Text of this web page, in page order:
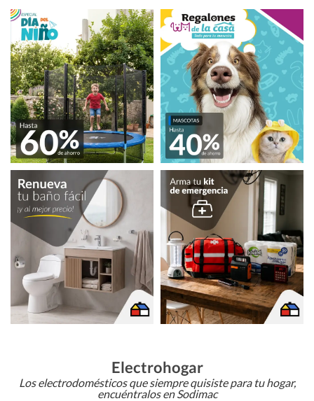
Electrohogar
Los electrodomésticos que siempre quisiste para tu hogar,
encuéntralos en Sodimac